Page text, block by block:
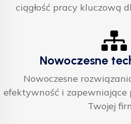
ciągłość pracy kluczową
Nowoczesne
Nowoczesne
efektywność i zapewniające
Twojej